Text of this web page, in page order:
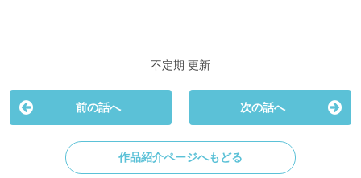
不定期 更新
前の話へ 次の話へ
作品紹介ページへもどる